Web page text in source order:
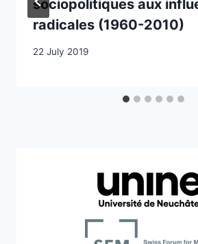
sociopolitiques aux
radicales (1960-2010)
22 July 2019